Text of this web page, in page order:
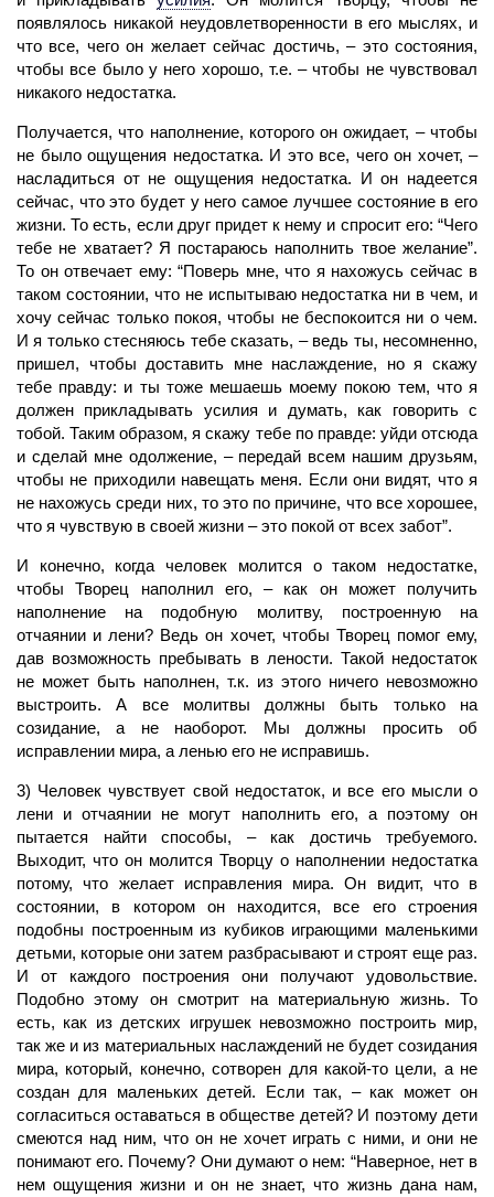
появлялось никакой неудовлетворенности в его мыслях, и
что все, чего он желает сейчас достичь, – это состояния,
чтобы все было у него хорошо, т.е. – чтобы не чувствовал
никакого недостатка.
Получается, что наполнение, которого он ожидает, – чтобы
не было ощущения недостатка. И это все, чего он хочет, –
насладиться от не ощущения недостатка. И он надеется
сейчас, что это будет у него самое лучшее состояние в его
жизни. То есть, если друг придет к нему и спросит его: “Чего
тебе не хватает? Я постараюсь наполнить твое желание”.
То он отвечает ему: “Поверь мне, что я нахожусь сейчас в
таком состоянии, что не испытываю недостатка ни в чем, и
хочу сейчас только покоя, чтобы не беспокоится ни о чем.
И я только стесняюсь тебе сказать, – ведь ты, несомненно,
пришел, чтобы доставить мне наслаждение, но я скажу
тебе правду: и ты тоже мешаешь моему покою тем, что я
должен прикладывать усилия и думать, как говорить с
тобой. Таким образом, я скажу тебе по правде: уйди отсюда
и сделай мне одолжение, – передай всем нашим друзьям,
чтобы не приходили навещать меня. Если они видят, что я
не нахожусь среди них, то это по причине, что все хорошее,
что я чувствую в своей жизни – это покой от всех забот”.
И конечно, когда человек молится о таком недостатке,
чтобы Творец наполнил его, – как он может получить
наполнение на подобную молитву, построенную на
отчаянии и лени? Ведь он хочет, чтобы Творец помог ему,
дав возможность пребывать в лености. Такой недостаток
не может быть наполнен, т.к. из этого ничего невозможно
выстроить. А все молитвы должны быть только на
созидание, а не наоборот. Мы должны просить об
исправлении мира, а ленью его не исправишь.
3) Человекчувствует свой недостаток, и все его мысли о
лени и отчаянии не могут наполнить его, а поэтому он
пытается найти способы, – как достичь требуемого.
Выходит, что он молится Творцу о наполнении недостатка
потому, что желает исправления мира. Он видит, что в
состоянии, в котором он находится, все его строения
подобны построенным из кубиков играющими маленькими
детьми, которые они затем разбрасывают и строят еще раз.
И от каждого построения они получают удовольствие.
Подобно этому он смотрит на материальную жизнь. То
есть, как из детских игрушек невозможно построить мир,
так же и из материальных наслаждений не будет созидания
мира, который, конечно, сотворен для какой-то цели, а не
создан для маленьких детей. Если так, – как может он
согласиться оставаться в обществе детей? И поэтому дети
смеются над ним, что он не хочет играть с ними, и они не
понимают его. Почему? Они думают о нем: “Наверное, нет в
нем ощущения жизни и он не знает, что жизнь дана нам,